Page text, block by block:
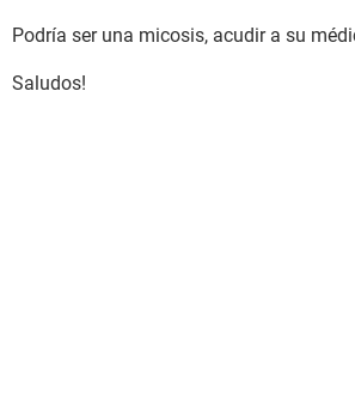
Podría ser una micosis, acudir a su
Saludos!